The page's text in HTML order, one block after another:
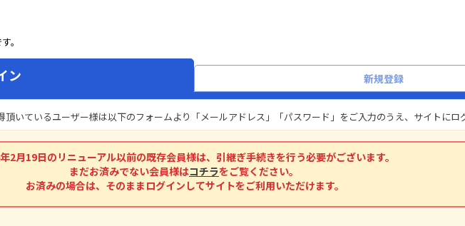
。
ン 新規登録
いているユーザー様は以下のフォームより「メールアドレス」「パスワード」をご入力のうえ、サイトにロ
2月19日のリニューアル以前の既存会員様は、引継ぎ手続きを行う必要がございます。
まだお済みでない会員様はコチラをご覧ください。
お済みの場合は、そのままログインしてサイトをご利用いただけます。